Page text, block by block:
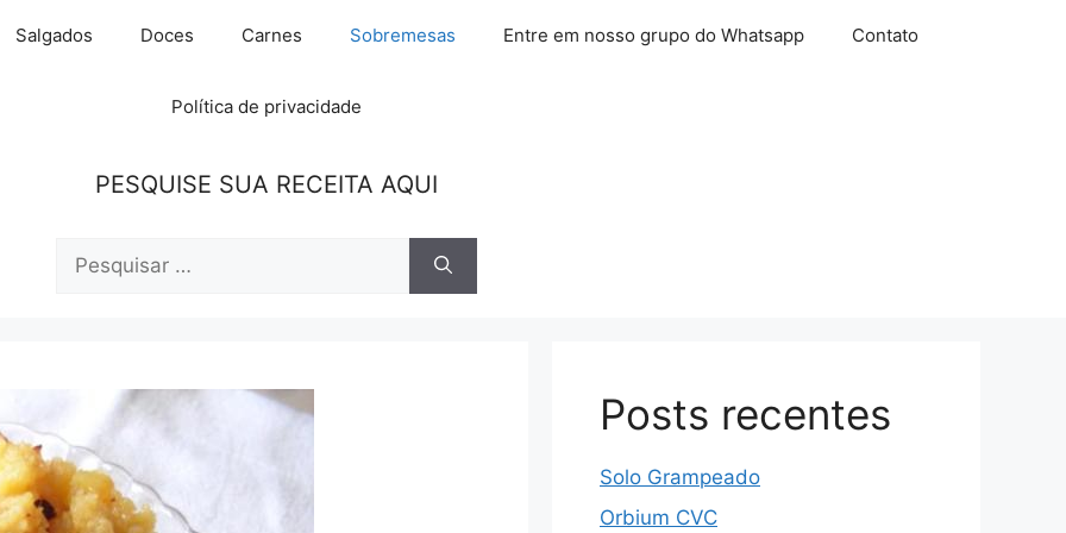
Salgados Doces Carnes Sobremesas Entre em nosso grupo do Whatsapp Contato
Política de privacidade
PESQUISE SUA RECEITA AQUI
Pesquisar
Posts recentes
Solo Grampeado
Orbium CVC